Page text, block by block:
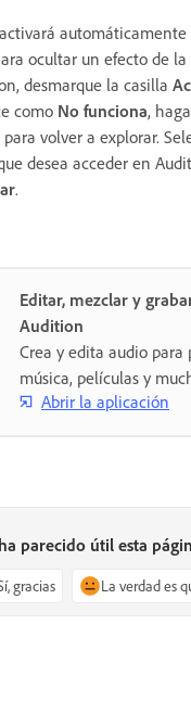
automáticamente
ocultar un efecto de
desmarque la casilla
como No funciona,
para volver a explorar.
desea acceder en
.
Editar, mezclar y
Audition
Crea y edita audio para
música, películas y
Abrir la aplicación
parecido útil esta
gracias La verdad es